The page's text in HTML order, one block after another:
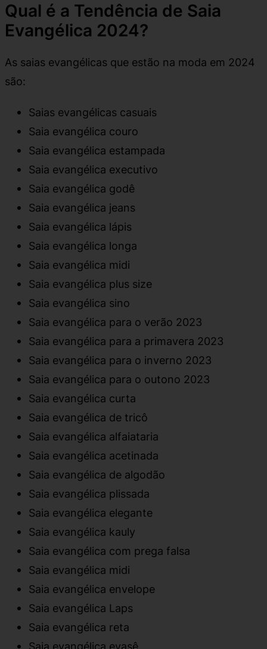
Qual é a Tendência de Saia
Evangélica 2024?
As saias evangélicas que estão na moda em 2024
são:
Saias evangélicas casuais
Saia evangélica couro
Saia evangélica estampada
Saia evangélica executivo
Saia evangélica godê
Saia evangélica jeans
Saia evangélica lápis
Saia evangélica longa
Saia evangélica midi
Saia evangélica plus size
Saia evangélica sino
Saia evangélica para o verão 2023
Saia evangélica para a primavera 2023
Saia evangélica para o inverno 2023
Saia evangélica para o outono 2023
Saia evangélica curta
Saia evangélica de tricô
Saia evangélica alfaiataria
Saia evangélica acetinada
Saia evangélica de algodão
Saia evangélica plissada
Saia evangélica elegante
Saia evangélica kauly
Saia evangélica com prega falsa
Saia evangélica midi
Saia evangélica envelope
Saia evangélica Laps
Saia evangélica reta
Saia evangélica evasê